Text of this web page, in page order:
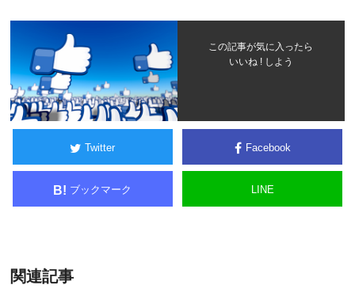
この記事が気に入ったら
いいね ! しよう
Twitter Facebook
B! ブックマーク LINE
関連記事